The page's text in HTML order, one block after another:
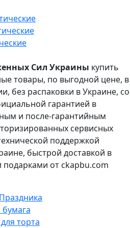
Сил Украины купить
товары, по выгодной цене, в
без распаковки в Украине, со
гарантией в
и после-гарантийным
сервисных
поддержкой
быстрой доставкой в
подарками от ckapbu.com
торта